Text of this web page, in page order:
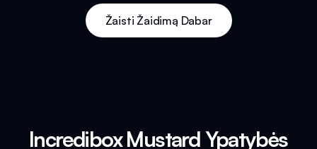
Žaisti Žaidimą Dabar
Incredibox Mustard Ypatybės